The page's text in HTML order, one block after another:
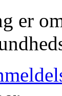
er